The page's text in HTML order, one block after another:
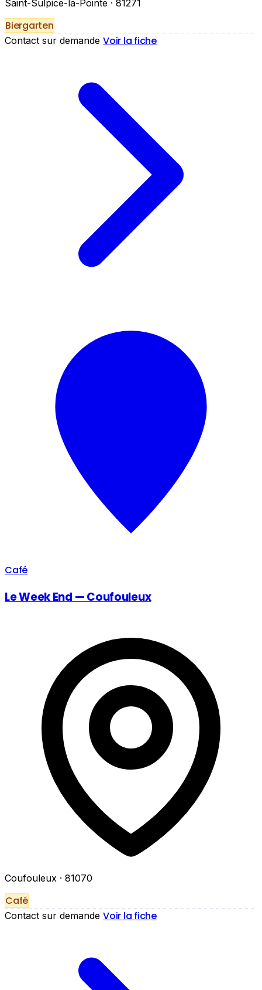
Saint-Sulpice-la-Pointe · 81271
Biergarten
Contact sur demande Voir la fiche
Café
Le Week End — Coufouleux
Coufouleux · 81070
Café
Contact sur demande Voir la fiche